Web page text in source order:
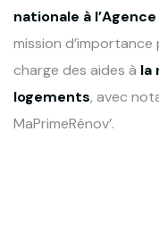
nationale à
mission d’importance
charge des aides à la
logements, avec
MaPrimeRénov’.